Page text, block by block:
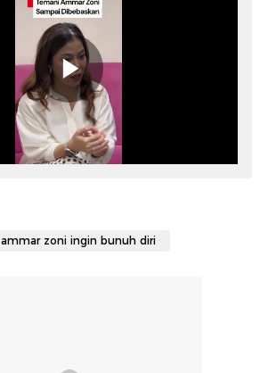
ammar zoni ingin bunuh diri